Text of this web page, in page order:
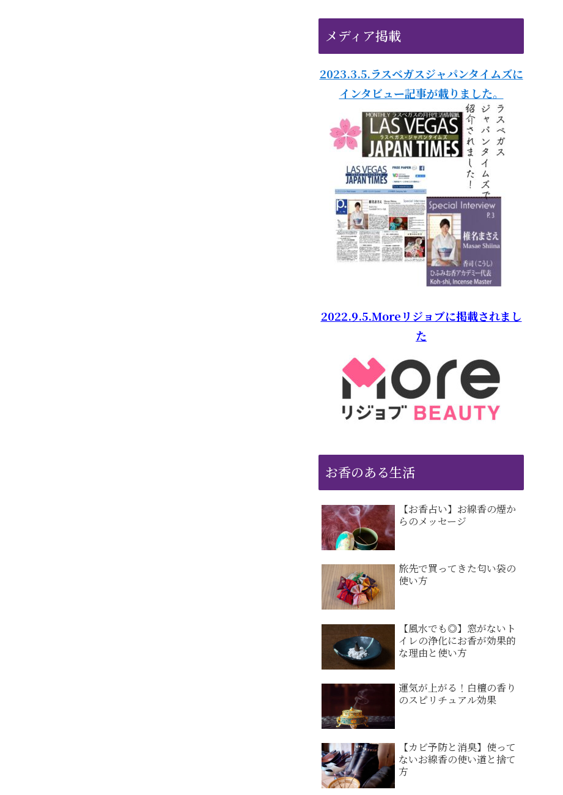
メディア掲載
2023.3.5.ラスベガスジャパンタイムズに
インタビュー記事が載りました。
2022.9.5.Moreリジョブに掲載されまし
た
お香のある生活
【お香占い】お線香の煙か
らのメッセージ
旅先で買ってきた匂い袋の
使い方
【風水でも◎】窓がないト
イレの浄化にお香が効果的
な理由と使い方
運気が上がる！白檀の香り
のスピリチュアル効果
【カビ予防と消臭】使って
ないお線香の使い道と捨て
方